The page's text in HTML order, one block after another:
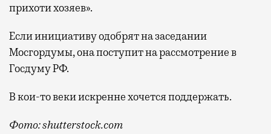
прихоти хозяев».
Если инициативу одобрят на заседании
Мосгордумы, она поступит на рассмотрение в
Госдуму РФ.
В кои-то веки искренне хочется поддержать.
Фото: shutterstock.com